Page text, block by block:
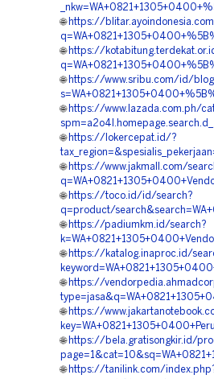
🌐 https://
🌐 https://
🌐 https://www.sribu.com/id/
🌐 https://www.lazada.com.ph/
🌐 https://lokercepat.id/?
🌐 https://www.jakmall.com/
🌐 https://toco.id/id/search?
q=product/
🌐 https://padiumkm.id/search?
🌐 https://katalog.inaproc.id/
🌐 https://
🌐 https://
🌐 https://bela.gratisongkir.id/
🌐 https://tanilink.com/